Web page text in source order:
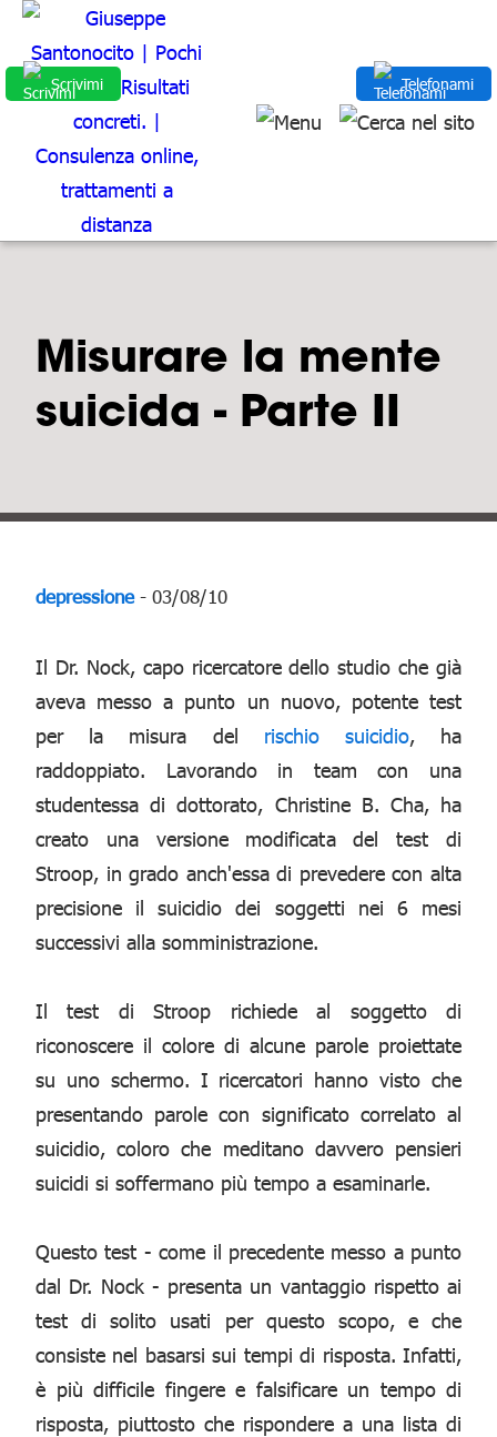
Scrivimi Telefonami
Misurare la mente
suicida - Parte II
depressione- 03/08/10
Il Dr. Nock, capo ricercatore dello studio che già
aveva messo a punto un nuovo, potente test
per la misura del rischio suicidio, ha
raddoppiato. Lavorando in team con una
studentessa di dottorato, Christine B. Cha, ha
creato una versione modificata del test di
Stroop, in grado anch'essa di prevedere con alta
precisione il suicidio dei soggetti nei 6 mesi
successivi alla somministrazione.
Il test di Stroop richiede al soggetto di
riconoscere il colore di alcune parole proiettate
su uno schermo. I ricercatori hanno visto che
presentando parole con significato correlato al
suicidio, coloro che meditano davvero pensieri
suicidi si soffermano più tempo a esaminarle.
Questo test - come il precedente messo a punto
dal Dr. Nock - presenta un vantaggio rispetto ai
test di solito usati per questo scopo, e che
consiste nel basarsi sui tempi di risposta. Infatti,
è più difficile fingere e falsificare un tempo di
risposta, piuttosto che rispondere a una lista di